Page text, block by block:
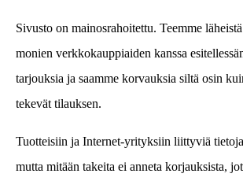
Sivusto on mainosrahoitettu. Teemme
monien verkkokauppiaiden kanssa
tarjouksia ja saamme korvauksia siltä osin
tekevät tilauksen.
Tuotteisiin ja Internet-yrityksiin liittyviä
mutta mitään takeita ei anneta korjauksista,